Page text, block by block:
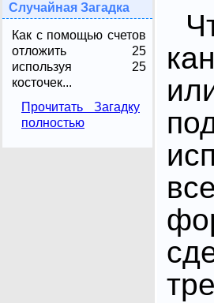
Случайная Загадка
Как с помощью счетов
отложить 25
используя 25
косточек...
Прочитать Загадку
полностью